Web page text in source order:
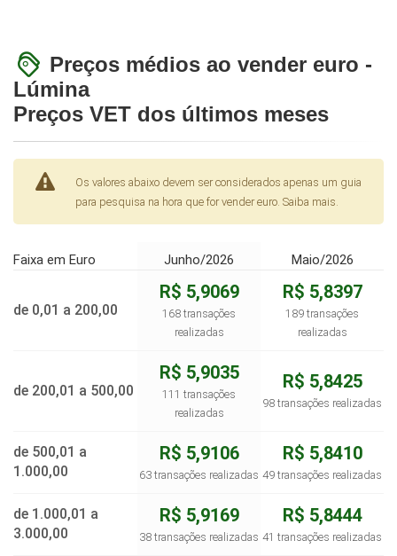
Preços médios ao vender euro -
Lúmina
Preços VET dos últimos meses
Os valores abaixo devem ser considerados apenas um guia
para pesquisa na hora que for vender euro. Saiba mais.
Faixa em Euro Junho/2026 Maio/2026
de 0,01 a 200,00
R$ 5,9069
168 transações
realizadas
R$ 5,8397
189 transações
realizadas
de 200,01 a 500,00
R$ 5,9035
111 transações
realizadas
R$ 5,8425
98 transações realizadas
de 500,01 a
1.000,00
R$ 5,9106
63 transações realizadas
R$ 5,8410
49 transações realizadas
de 1.000,01 a
3.000,00
R$ 5,9169
38 transações realizadas
R$ 5,8444
41 transações realizadas